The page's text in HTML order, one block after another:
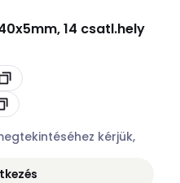
14 csatl.hely
kérjük,